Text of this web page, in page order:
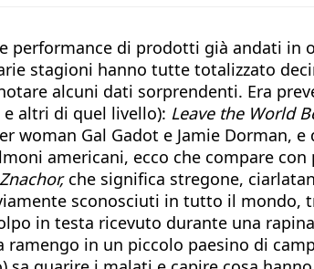
performance di prodotti già andati in
stagioni hanno tutte totalizzato
alcuni dati sorprendenti. Era
e altri di quel livello): Leave the World
woman Gal Gadot e Jamie Dorman,
americani, ecco che compare
Znachor,che significa stregone,
sconosciuti in tutto il
in testa ricevuto durante una
in un piccolo paesino di